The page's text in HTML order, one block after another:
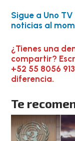
Sigue a Uno
noticias al
¿Tienes una
compartir?
+52 55 8056
diferencia.
Te